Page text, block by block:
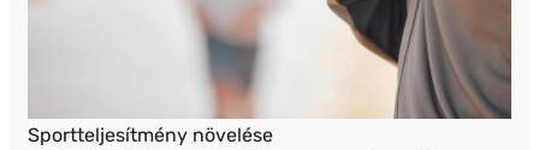
Sportteljesítmény növelése